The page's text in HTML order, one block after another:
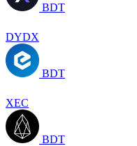
BDT
DYDX
BDT
XEC
BDT